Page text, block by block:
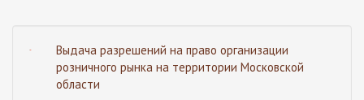
Выдача разрешений на право организации
розничного рынка на территории Московской
области